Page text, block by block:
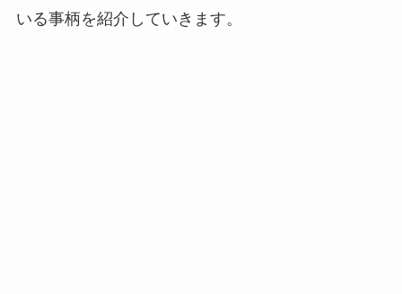
いる事柄を紹介していきます。